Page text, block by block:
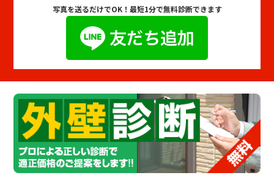
写真を送るだけでOK！ 最短1分で無料診断できます